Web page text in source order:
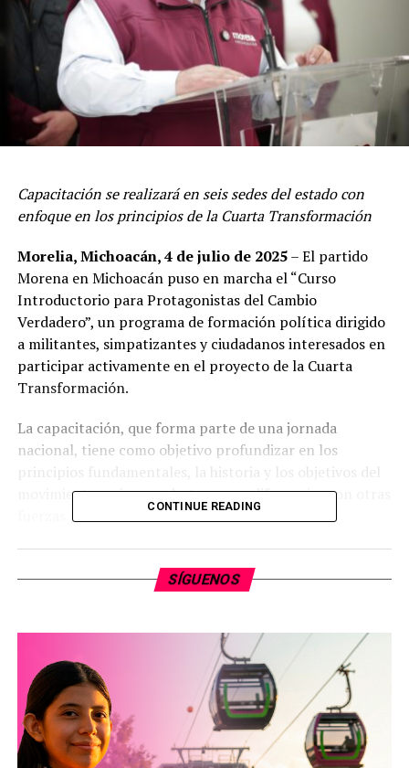
Capacitación se realizará en seis sedes del estado con
enfoque en los principios de la Cuarta Transformación
Morelia, Michoacán, 4 de julio de 2025– El partido
Morena en Michoacán puso en marcha el “Curso
Introductorio para Protagonistas del Cambio
Verdadero”, un programa de formación política dirigido
a militantes, simpatizantes y ciudadanos interesados en
participar activamente en el proyecto de la Cuarta
Transformación.
La capacitación, que forma parte de una jornada
nacional, tiene como objetivo profundizar en los
principios fundamentales, la historia y los objetivos del
movimiento, así como destacar sus diferencias con otras
fuerzas políticas.
Calendario de actividades:
Sábado 5 de julio
10:00 horas en Zacapu (casa enlace del diputado
Iván Verá)
11:00 horas en dos sedes simultáneas: Comité
CONTINUE READING
SÍGUENOS